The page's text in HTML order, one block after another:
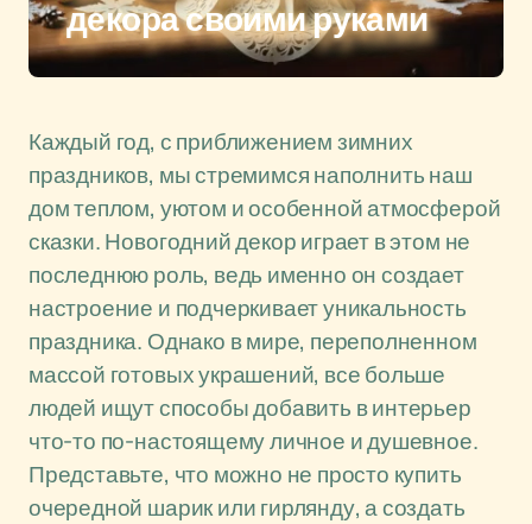
декора своими руками
Каждый год, с приближением зимних
праздников, мы стремимся наполнить наш
дом теплом, уютом и особенной атмосферой
сказки. Новогодний декор играет в этом не
последнюю роль, ведь именно он создает
настроение и подчеркивает уникальность
праздника. Однако в мире, переполненном
массой готовых украшений, все больше
людей ищут способы добавить в интерьер
что-то по-настоящему личное и душевное.
Представьте, что можно не просто купить
очередной шарик или гирлянду, а создать